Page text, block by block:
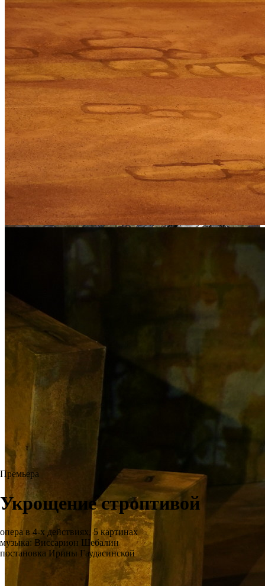
Премьера
Укрощение строптивой
опера в 4-х действиях, 5 картинах
музыка: Виссарион Шебалин
постановка Ирины Гаудасинской